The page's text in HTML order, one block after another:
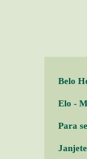
Belo
Elo -
Para